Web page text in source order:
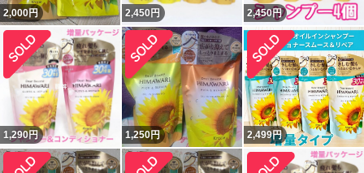
2,000円 2,450 円 2,450円
1,290円 1,250円 2,499円